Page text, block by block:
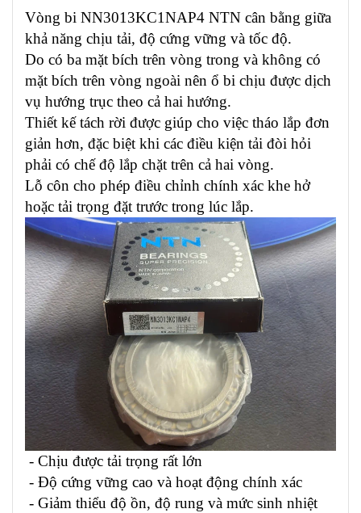
Vòng bi NN3013KC1NAP4 NTN cân bằng giữa
khả năng chịu tải, độ cứng vững và tốc độ.
Do có ba mặt bích trên vòng trong và không có
mặt bích trên vòng ngoài nên ổ bi chịu được dịch
vụ hướng trục theo cả hai hướng.
Thiết kế tách rời được giúp cho việc tháo lắp đơn
giản hơn, đặc biệt khi các điều kiện tải đòi hỏi
phải có chế độ lắp chặt trên cả hai vòng.
Lỗ côn cho phép điều chỉnh chính xác khe hở
hoặc tải trọng đặt trước trong lúc lắp.
- Chịu được tải trọng rất lớn
- Độ cứng vững cao và hoạt động chính xác
- Giảm thiểu độ ồn, độ rung và mức sinh nhiệt